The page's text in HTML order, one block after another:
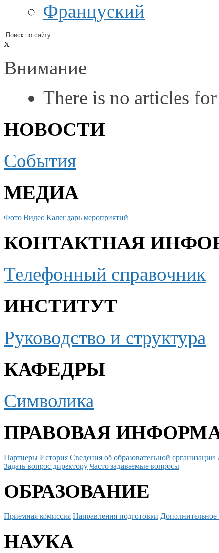
Француский
X
Внимание
There is no articles
НОВОСТИ
События
МЕДИА
Фото Видео Календарь мероприятий
КОНТАКТНАЯ
Телефонный справочник
ИНСТИТУТ
Руководство и структура
КАФЕДРЫ
Символика
ПРАВОВАЯ
Партнеры История Сведения об образовательной организации
Задать вопрос директору Часто задаваемые вопросы
ОБРАЗОВАНИЕ
Приемная комиссия Направления подготовки Дополнительное
НАУКА